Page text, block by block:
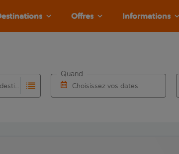
Offres Informations
Choisissez votre destination Choisissez vos dates
Quand